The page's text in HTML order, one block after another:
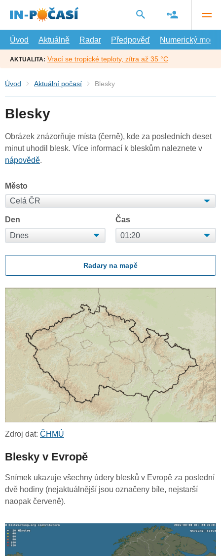
hlavní
Úvod
Aktuálně Radar Předpověď Numerický model
AKTUALITA: Vrací se tropické teploty, zítra až 35 °C
Úvod Aktuální počasí Blesky
Blesky
Obrázek znázorňuje místa (černě), kde za posledních deset
minut uhodil blesk. Více informací k bleskům naleznete v
nápovědě.
Město
Den Čas
Radary na mapě
Zdroj dat: ČHMÚ
Blesky v Evropě
Snímek ukazuje všechny údery blesků v Evropě za poslední
dvě hodiny (nejaktuálnější jsou označeny bíle, nejstarší
naopak červeně).